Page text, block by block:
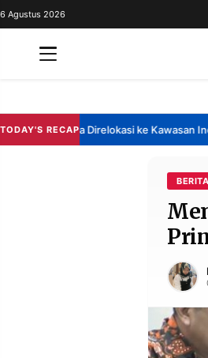
REDAKSI
BERITA
6 Agustus 2026
TODAY'S RECAP
Berencana Direlokasi ke Kawasan
BERITA